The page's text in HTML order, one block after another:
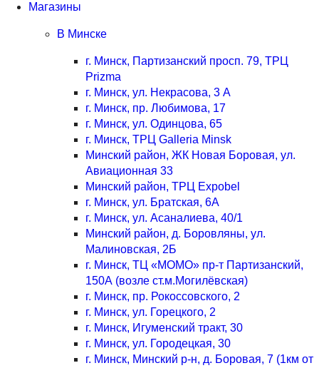
Магазины
В Минске
г. Минск, Партизанский просп. 79, ТРЦ
Prizma
г. Минск, ул. Некрасова, 3 А
г. Минск, пр. Любимова, 17
г. Минск, ул. Одинцова, 65
г. Минск, ТРЦ Galleria Minsk
Минский район, ЖК Новая Боровая, ул.
Авиационная 33
Минский район, ТРЦ Expobel
г. Минск, ул. Братская, 6А
г. Минск, ул. Асаналиева, 40/1
Минский район, д. Боровляны, ул.
Малиновская, 2Б
г. Минск, ТЦ «МОМО» пр-т Партизанский,
150А (возле ст.м.Могилёвская)
г. Минск, пр. Рокоссовского, 2
г. Минск, ул. Горецкого, 2
г. Минск, Игуменский тракт, 30
г. Минск, ул. Городецкая, 30
г. Минск, Минский р-н, д. Боровая, 7 (1км от